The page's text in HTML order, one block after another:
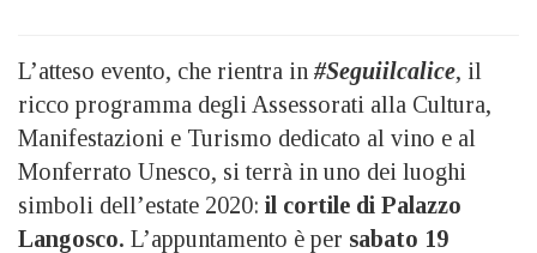
L’atteso evento, che rientra in #Seguiilcalice, il
ricco programma degli Assessorati alla Cultura,
Manifestazioni e Turismo dedicato al vino e al
Monferrato Unesco, si terrà in uno dei luoghi
simboli dell’estate 2020: il cortile di Palazzo
Langosco. L’appuntamento è per sabato 19